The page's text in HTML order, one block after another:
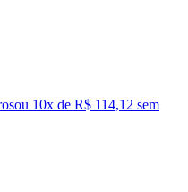
ou 10x de R$ 114,12 sem